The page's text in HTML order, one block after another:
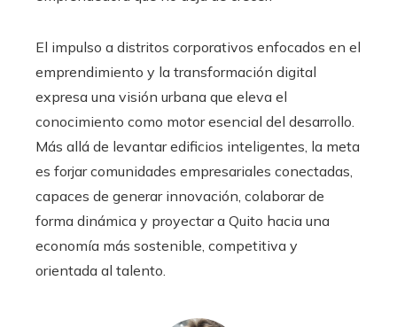
El impulso a distritos corporativos enfocados en el
emprendimiento y la transformación digital
expresa una visión urbana que eleva el
conocimiento como motor esencial del desarrollo.
Más allá de levantar edificios inteligentes, la meta
es forjar comunidades empresariales conectadas,
capaces de generar innovación, colaborar de
forma dinámica y proyectar a Quito hacia una
economía más sostenible, competitiva y
orientada al talento.